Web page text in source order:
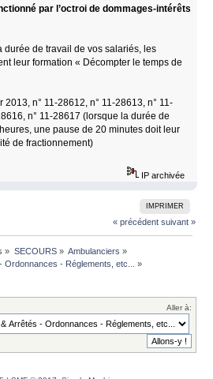
par l’octroi de dommages-intérêts
durée de travail de vos salariés, les
leur formation « Décompter le temps de
n° 11-28612, n° 11-28613, n° 11-
n° 11-28617 (lorsque la durée de
une pause de 20 minutes doit leur
de fractionnement)
IP archivée
IMPRIMER
« précédent suivant »
» SECOURS» Ambulanciers »
Ordonnances - Réglements, etc...
»
Aller à: